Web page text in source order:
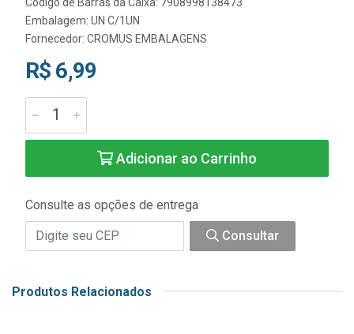
Embalagem: UN C/1UN
Fornecedor: CROMUS EMBALAGENS
R$ 6,99
Adicionar ao Carrinho
Consulte as opções de entrega
Consultar
Produtos Relacionados